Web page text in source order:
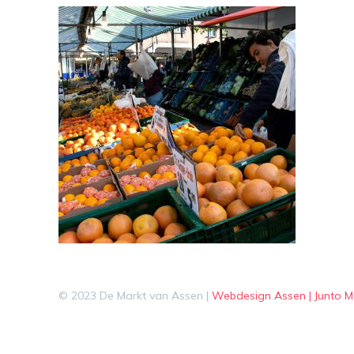
© 2023 De Markt van Assen | Webdesign Assen | Junto